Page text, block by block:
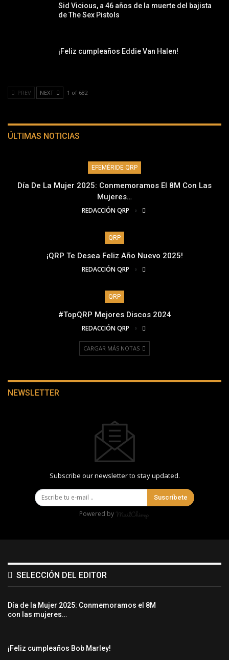
Sid Vicious, a 46 años de la muerte del bajista
de The Sex Pistols
¡Feliz cumpleaños Eddie Van Halen!
PREV NEXT 1 of 682
ÚLTIMAS NOTICIAS
EFEMÉRIDE QRP
Día De La Mujer 2025: Conmemoramos El 8M Con Las
Mujeres…
REDACCIÓN QRP
QRP
¡QRP Te Desea Feliz Año Nuevo 2025!
REDACCIÓN QRP
QRP
#TopQRP Mejores Discos 2024
REDACCIÓN QRP
CARGAR MÁS NOTAS
NEWSLETTER
Subscribe our newsletter to stay updated.
Suscríbete
Powered by
SELECCIÓN DEL EDITOR
Día de la Mujer 2025: Conmemoramos el 8M
con las mujeres…
¡Feliz cumpleaños Bob Marley!